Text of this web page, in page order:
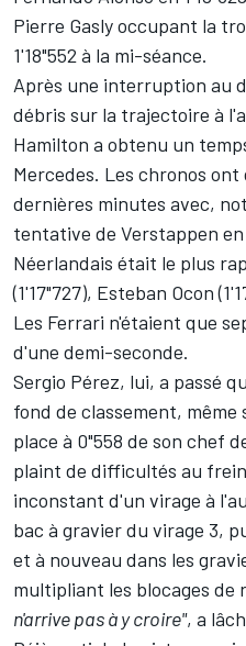
Pierre Gaslyoccupant la
1'18"552 à la mi-séance.
Après une interruption au
débris sur la trajectoire à
Hamilton a obtenu un
Mercedes. Les chronos ont
dernières minutes avec,
tentative de Verstappen en
Néerlandais était le plus
(1'17"727), Esteban Ocon
Les Ferrari n'étaient que
d'une demi-seconde.
Sergio Pérez, lui, a passé
fond de classement, même
place à 0"558 de son chef
plaint de difficultés au
inconstant d'un virage à
bac à gravier du virage 3,
et à nouveau dans les
multipliant les blocages de
n'arrive pas à y croire", a